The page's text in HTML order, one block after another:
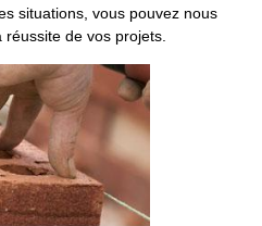
situations, vous pouvez nous
de vos projets.